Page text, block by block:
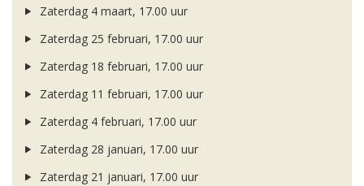
Zaterdag 4 maart, 17.00 uur
Zaterdag 25 februari, 17.00 uur
Zaterdag 18 februari, 17.00 uur
Zaterdag 11 februari, 17.00 uur
Zaterdag 4 februari, 17.00 uur
Zaterdag 28 januari, 17.00 uur
Zaterdag 21 januari, 17.00 uur